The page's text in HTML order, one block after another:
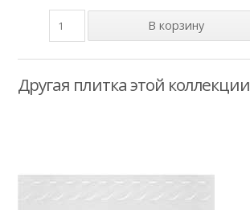
Другая плитка этой коллекции